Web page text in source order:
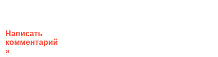
Написать
комментарий
»